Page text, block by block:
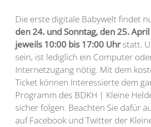
Die erste digitale Babywelt findet
den 24. und Sonntag, den 25.
jeweils 10:00 bis 17:00 Uhrstatt.
sein, ist lediglich ein Computer
Internetzugang nötig. Mit dem
Ticket können Interessierte dem
Programm des BDKH | Kleine
sicher folgen. Beachten Sie dafür
auf Facebook und Twitter der